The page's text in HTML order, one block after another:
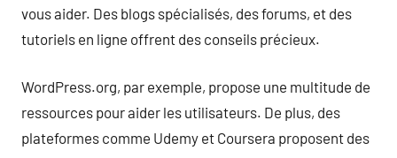
vous aider. Des blogs spécialisés, des forums, et des
tutoriels en ligne offrent des conseils précieux.
WordPress.org, par exemple, propose une multitude de
ressources pour aider les utilisateurs. De plus, des
plateformes comme Udemy et Coursera proposent des